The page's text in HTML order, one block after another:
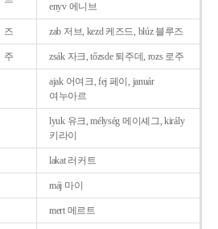
enyv 에니브
즈 zab 저브, kezd 케즈드, blúz 블루즈
주 zsák 자크, tőzsde 퇴주데, rozs 로주
ajak 어여크, fej 페이, január
여누아르
lyuk 유크, mélység 메이셰그, király
키라이
lakat 러커트
máj 마이
mert 메르트